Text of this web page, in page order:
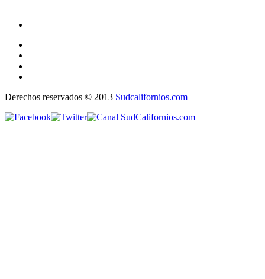
Derechos reservados © 2013 Sudcalifornios.com